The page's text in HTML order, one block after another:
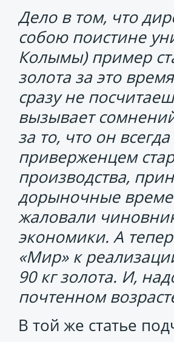
Дело в том, что
собою поистине
Колымы) пример
золота за это
сразу не
вызывает
за то, что он
приверженцем
производства,
дорыночные
жаловали
экономики. А
«Мир» к
90 кг золота. И,
почтенном
В той же статье